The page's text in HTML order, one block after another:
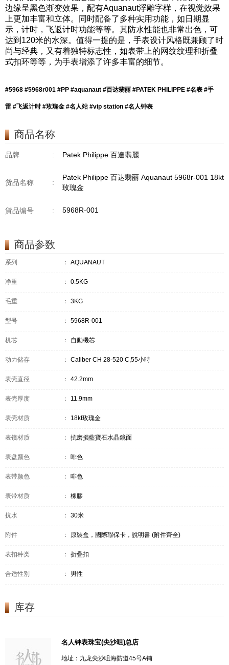
边缘呈黑色渐变效果，配有Aquanaut浮雕字样，在视觉效果
上更加丰富和立体。同时配备了多种实用功能，如日期显
示，计时，飞返计时功能等等。其防水性能也非常出色，可
达到120米的水深。值得一提的是，手表设计风格既兼顾了时
尚与经典，又有着独特标志性，如表带上的网纹纹理和折叠
式扣环等等，为手表增添了许多丰富的细节。
#5968 #5968r001 #PP #aquanaut #百达翡丽 #PATEK PHILIPPE #名表 #手
雷 #飞返计时 #玫瑰金 #名人站 #vip station #名人钟表
商品名称
品牌 : Patek Philippe 百達翡麗
货品名称 :
Patek Philippe 百达翡丽 Aquanaut 5968r-001 18kt
玫瑰金
貨品编号 : 5968R-001
商品参数
系列 ： AQUANAUT
净重 ： 0.5KG
毛重 ： 3KG
型号 ： 5968R-001
机芯 ： 自動機芯
动力储存 ： Caliber CH 28‑520 C,55小時
表壳直径 ： 42.2mm
表壳厚度 ： 11.9mm
表壳材质 ： 18kt玫瑰金
表镜材质 ： 抗磨損藍寶石水晶鏡面
表盘颜色 ： 啡色
表带颜色 ： 啡色
表带材质 ： 橡膠
抗水 ： 30米
附件 ： 原裝盒，國際聯保卡，說明書 (附件齊全)
表扣种类 ： 折疊扣
合适性别 ： 男性
库存
名人钟表珠宝(尖沙咀)总店
地址：九龙尖沙咀海防道45号A铺